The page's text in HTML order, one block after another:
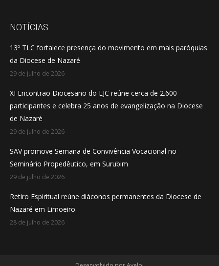
opens
new
window
opens
new
window
opens
new
window
NOTÍCIAS
13º TLC fortalece presença do movimento em mais paróquias
da Diocese de Nazaré
29 de julho de 2026
XI Encontrão Diocesano do EJC reúne cerca de 2.600
participantes e celebra 25 anos de evangelização na Diocese
de Nazaré
29 de julho de 2026
SAV promove Semana de Convivência Vocacional no
Seminário Propedêutico, em Surubim
29 de julho de 2026
Retiro Espiritual reúne diáconos permanentes da Diocese de
Nazaré em Limoeiro
28 de julho de 2026